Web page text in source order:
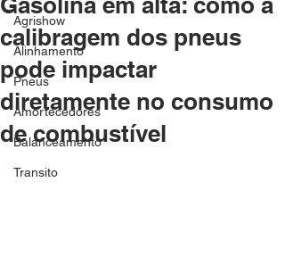
Agrishow
Alinhamento
Pneus
Amortecedores
Balanceamento
Transito
calibragem dos pneus
pode impactar
diretamente no consumo
de combustível